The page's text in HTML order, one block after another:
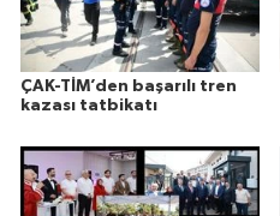
ÇAK-TİM’den başarılı tren
kazası tatbikatı